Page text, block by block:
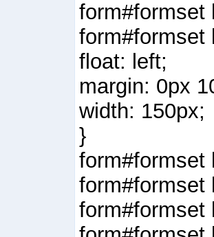
form#formset
form#formset
float: left;
margin: 0px
width: 150px;
}
form#formset
form#formset
form#formset